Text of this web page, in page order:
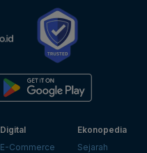
Digital
E-Commerce
Ekonopedia
Sejarah